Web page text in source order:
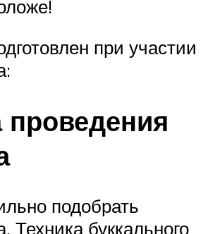
при участии
проведения
подобрать
Техника буккального